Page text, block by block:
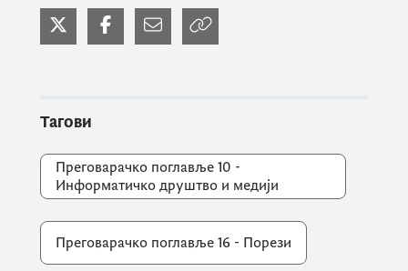
шефицама радних група за поглавља 10.
Информатичко друштво и медији и 16.
Тагови
Преговарачко поглавље 10 -
Информатичко друштво и медији
Преговарачко поглавље 16 - Порези